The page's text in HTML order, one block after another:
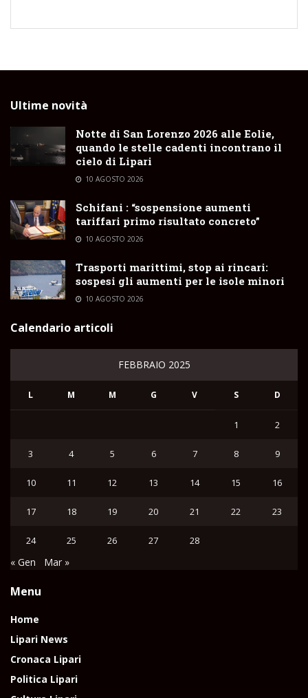
Ultime novità
Notte di San Lorenzo 2026 alle Eolie,
quando le stelle cadenti incontrano il
cielo di Lipari
10 AGOSTO 2026
Schifani : “sospensione aumenti
tariffari primo risultato concreto”
10 AGOSTO 2026
Trasporti marittimi, stop ai rincari:
sospesi gli aumenti per le isole minori
10 AGOSTO 2026
Calendario articoli
FEBBRAIO 2025
L M M G V S D
1 2
3 4 5 6 7 8 9
10 11 12 13 14 15 16
17 18 19 20 21 22 23
24 25 26 27 28
« Gen Mar »
Menu
Home
Lipari News
Cronaca Lipari
Politica Lipari